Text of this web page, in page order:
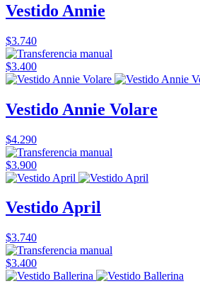
Vestido Annie
$3.740
$3.400
Vestido Annie Volare
$4.290
$3.900
Vestido April
$3.740
$3.400